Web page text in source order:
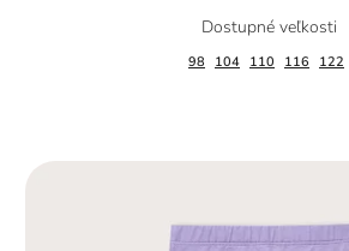
98 104 110 116 122